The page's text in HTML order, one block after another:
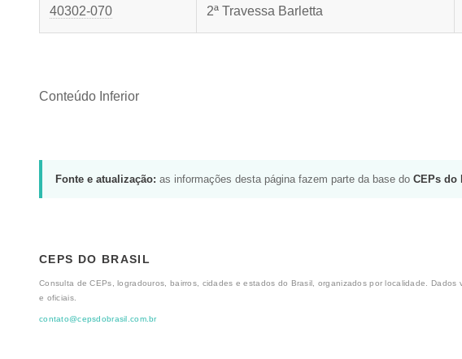
40302-070 2ª Travessa Barletta
Conteúdo Inferior
Fonte e atualização: as informações desta página fazem parte da base do CEPs do
CEPS DO BRASIL
Consulta de CEPs, logradouros, bairros, cidades e estados do Brasil, organizados por localidade. Dados
e oficiais.
contato@cepsdobrasil.com.br